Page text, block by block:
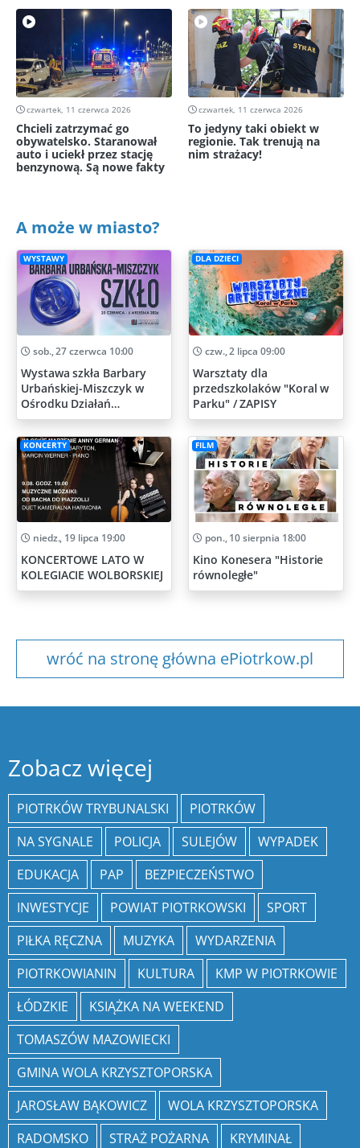
czwartek, 11 czerwca 2026
Chcieli zatrzymać go
obywatelsko. Staranował
auto i uciekł przez stację
benzynową. Są nowe fakty
czwartek, 11 czerwca 2026
To jedyny taki obiekt w
regionie. Tak trenują na
nim strażacy!
A może w miasto?
WYSTAWY
sob., 27 czerwca 10:00
Wystawa szkła Barbary
Urbańskiej-Miszczyk w
Ośrodku Działań
Artystycznych
DLA DZIECI
czw., 2 lipca 09:00
Warsztaty dla
przedszkolaków "Koral w
Parku" / ZAPISY
KONCERTY
niedz., 19 lipca 19:00
KONCERTOWE LATO W
KOLEGIACIE WOLBORSKIEJ
FILM
pon., 10 sierpnia 18:00
Kino Konesera "Historie
równoległe"
wróć na stronę główna ePiotrkow.pl
Zobacz więcej
PIOTRKÓW TRYBUNALSKI
PIOTRKÓW
NA SYGNALE
POLICJA SULEJÓW
WYPADEK
EDUKACJA
PAP
BEZPIECZEŃSTWO
INWESTYCJE
POWIAT PIOTRKOWSKI
SPORT
PIŁKA RĘCZNA
MUZYKA
WYDARZENIA
PIOTRKOWIANIN
KULTURA
KMP W PIOTRKOWIE
ŁÓDZKIE
KSIĄŻKA NA WEEKEND
TOMASZÓW MAZOWIECKI
GMINA WOLA KRZYSZTOPORSKA
JAROSŁAW BĄKOWICZ
WOLA KRZYSZTOPORSKA
RADOMSKO
STRAŻ POŻARNA
KRYMINAŁ